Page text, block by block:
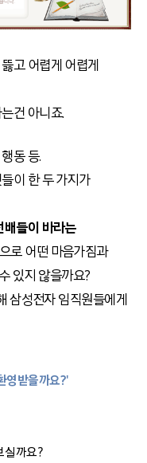
고 어렵게 어렵게
건 아니죠.
동 등.
이 한 두 가지가
배들이 바라는
로 어떤 마음가짐과
있지 않을까요?
삼성전자 임직원들에게
영받을까요?'
실까요?